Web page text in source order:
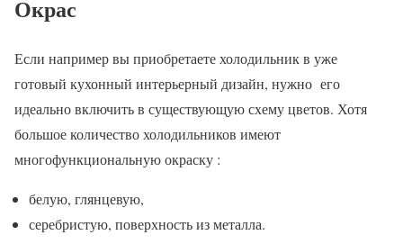
Окрас
Если например вы приобретаете холодильник в уже
готовый кухонный интерьерный дизайн, нужно его
идеально включить в существующую схему цветов. Хотя
большое количество холодильников имеют
многофункциональную окраску :
белую, глянцевую,
серебристую, поверхность из металла.